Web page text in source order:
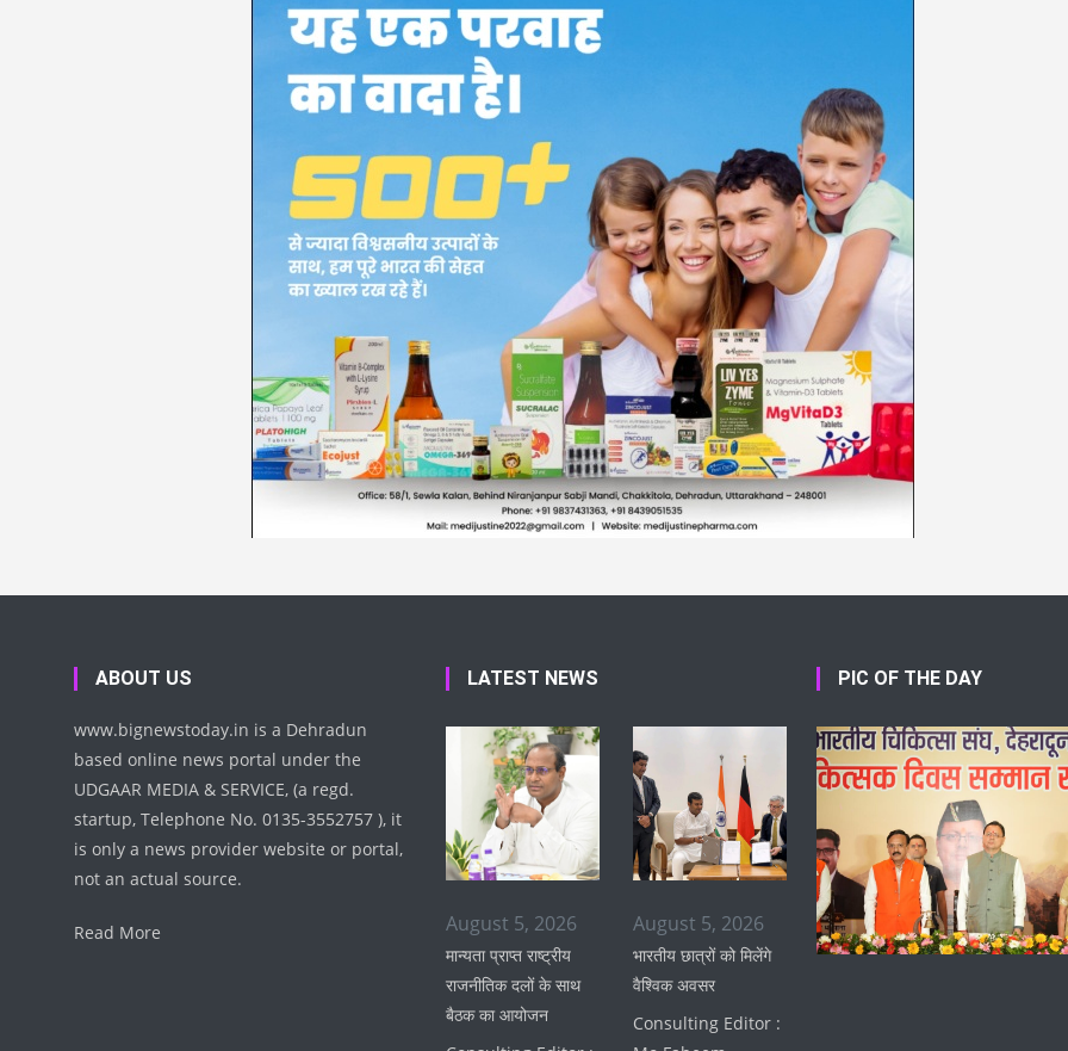
ABOUT US
www.bignewstoday.in is a Dehradun
based online news portal under the
UDGAAR MEDIA & SERVICE, (a regd.
startup, Telephone No. 0135-3552757 ), it
is only a news provider website or portal,
not an actual source.
Read More
LATEST NEWS
August 5, 2026
मान्यता प्राप्त राष्ट्रीय
राजनीतिक दलों के साथ
बैठक का आयोजन
August 5, 2026
भारतीय छात्रों को मिलेंगे
वैश्विक अवसर
Consulting Editor :
PIC OF THE DAY